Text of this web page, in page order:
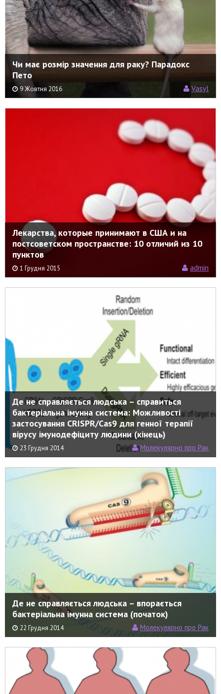
Чи має розмір значення для раку? Парадокс
Пето
9 Жовтня 2016 Vasyl
Лекарства, которые принимают в США и на
постсоветском пространстве: 10 отличий из 10
пунктов
1 Грудня 2015 admin
Де не справляється людська – справиться
бактеріальна імунна система: Можливості
застосування CRISPR/Cas9 для генної терапії
вірусу імунодефіциту людини (кінець)
23 Грудня 2014 Молекулярно про Рак
Де не справляється людська – впорається
бактеріальна імунна система (початок)
22 Грудня 2014 Молекулярно про Рак